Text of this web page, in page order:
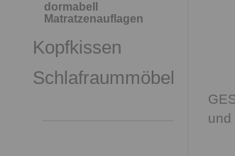
dormabell
Matratzenauflagen
Kopfkissen
Schlafraummöbel
und